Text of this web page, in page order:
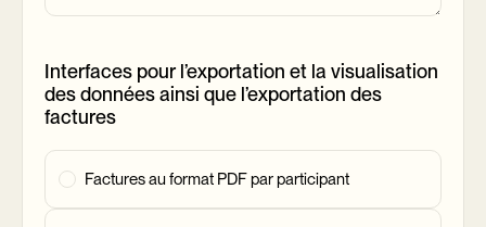
Interfaces pour l’exportation et la visualisation
des données ainsi que l’exportation des
factures
Factures au format PDF par participant